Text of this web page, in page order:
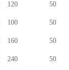
120 50
100 50
160 50
240 50